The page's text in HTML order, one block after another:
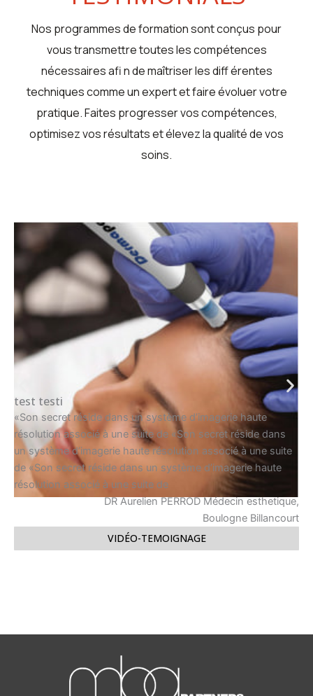
Nos programmes de formation sont conçus pour
vous transmettre toutes les compétences
nécessaires afi n de maîtriser les diff érentes
techniques comme un expert et faire évoluer votre
pratique. Faites progresser vos compétences,
optimisez vos résultats et élevez la qualité de vos
soins.
test testi
«Son secret réside dans un système d’imagerie haute
résolution associé à une suite de «Son secret réside dans
un système d’imagerie haute résolution associé à une suite
de «Son secret réside dans un système d’imagerie haute
résolution associé à une suite de
DR Aurelien PERROD Médecin esthetique,
Boulogne Billancourt
VIDÉO-TEMOIGNAGE